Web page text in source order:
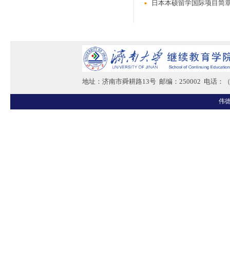
日本本硕留学国际项目简
地址：济南市舜耕路13号 邮编：250002 电话：
伟